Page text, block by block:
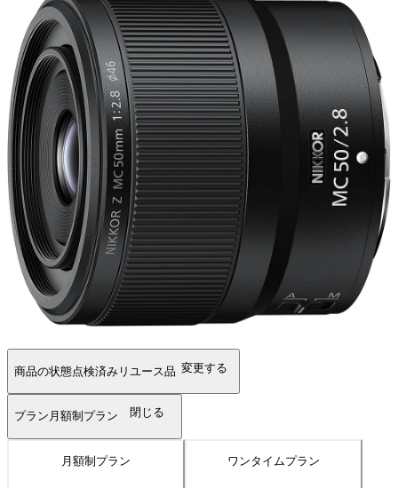
商品の状態点検済みリユース品 変更する
プラン 月額制プラン 閉じる
月額制プラン ワンタイムプラン